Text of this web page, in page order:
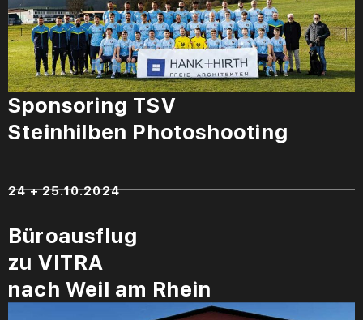
Sponsoring TSV
Steinhilben Photoshooting
24 + 25.10.2024
Büroausflug
zu VITRA
nach Weil am Rhein